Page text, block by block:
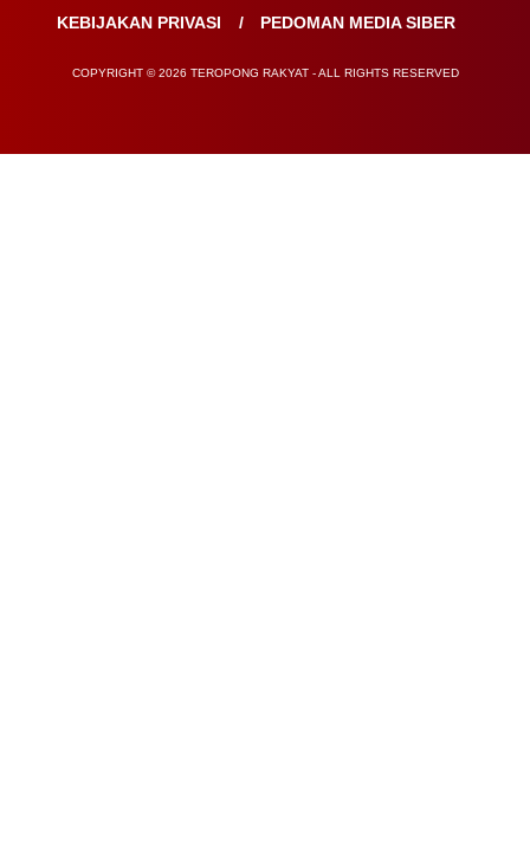
KEBIJAKAN PRIVASI
PEDOMAN MEDIA SIBER
COPYRIGHT © 2026 TEROPONG RAKYAT - ALL RIGHTS RESERVED